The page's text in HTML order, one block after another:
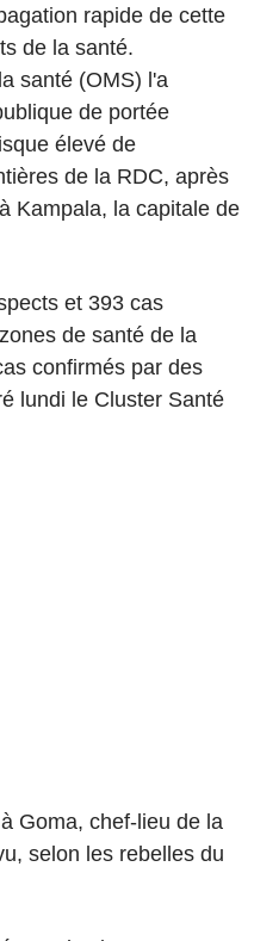
rapide de cette
de la santé.
santé (OMS) l'a
de portée
élevé de
de la RDC, après
Kampala, la capitale de
et 393 cas
de santé de la
confirmés par des
lundi le Cluster Santé
Goma, chef-lieu de la
selon les rebelles du